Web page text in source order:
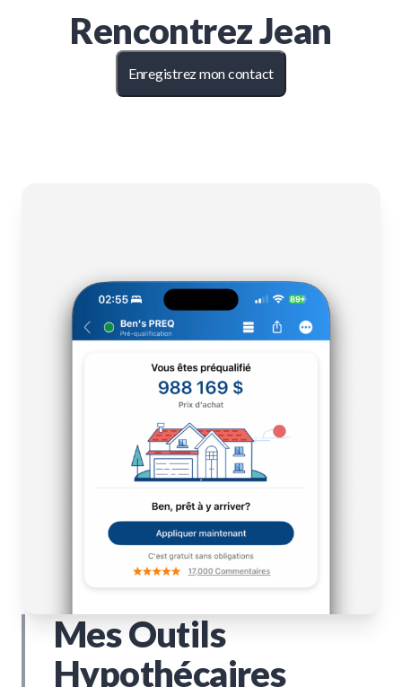
RencontrezJean
Enregistrez mon contact
Mes Outils
Hypothécaires